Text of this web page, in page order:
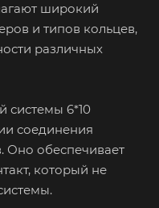
широкий
и типов кольцев,
различных
системы 6*10
соединения
Оно обеспечивает
который не